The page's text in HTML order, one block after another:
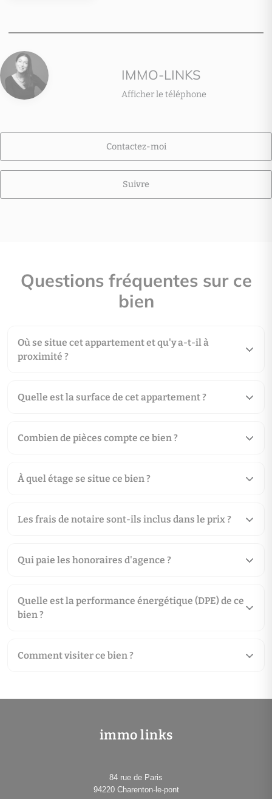
IMMO-LINKS
Afficher le téléphone
Contactez-moi
Suivre
Questions fréquentes sur ce
bien
Où se situe cet appartement et qu'y a-t-il à
proximité ?
Quelle est la surface de cet appartement ?
Combien de pièces compte ce bien ?
À quel étage se situe ce bien ?
Les frais de notaire sont-ils inclus dans le prix ?
Qui paie les honoraires d'agence ?
Quelle est la performance énergétique (DPE) de ce
bien ?
Comment visiter ce bien ?
immo links
84 rue de Paris
94220 Charenton-le-pont